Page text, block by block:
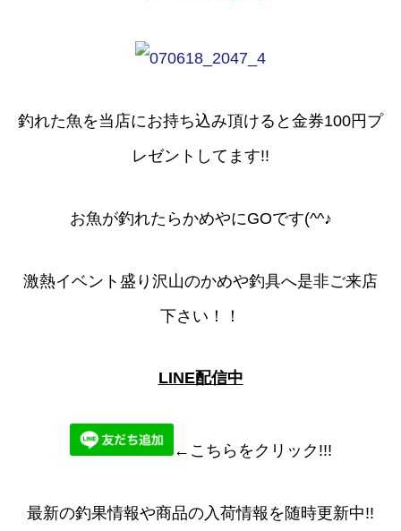
釣れた魚を当店にお持ち込み頂けると金券100円プ
レゼントしてます!!
お魚が釣れたらかめやにGOです(^^♪
激熱イベント盛り沢山のかめや釣具へ是非ご来店
下さい！！
LINE配信中
←こちらをクリック!!!
最新の釣果情報や商品の入荷情報を随時更新中!!